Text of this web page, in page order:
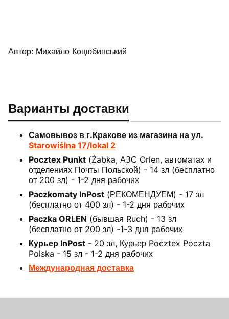
Автор: Михайло Коцюбинський
Варианты доставки
Самовывоз в г.Кракове из магазина на ул.
Starowiślna 17/lokal 2
Pocztex Punkt (Żabka, АЗС Orlen, автоматах и
отделениях Почты Польской) - 14 зл (бесплатно
от 200 зл) - 1-2 дня рабочих
Paczkomaty InPost (РЕКОМЕНДУЕМ) - 17 зл
(бесплатно от 400 зл) - 1-2 дня рабочих
Paczka ORLEN (бывшая Ruch) - 13 зл
(бесплатно от 200 зл) -1-3 дня рабочих
Курьер InPost - 20 зл, Курьер Pocztex Poczta
Polska - 15 зл - 1-2 дня рабочих
Международная доставка